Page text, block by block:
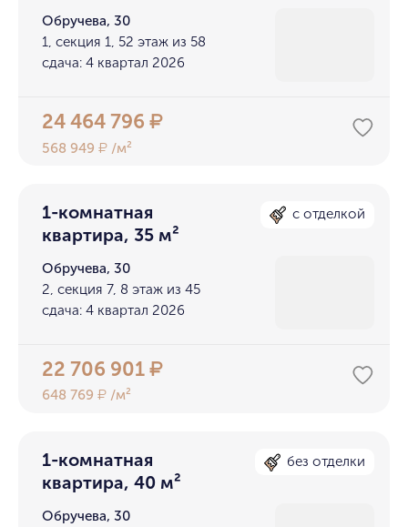
Обручева, 30
1, секция 1, 52 этаж из 58
сдача: 4 квартал 2026
24 464 796₽
568 949₽ /м²
1-комнатная
квартира, 35 м²
с отделкой
Обручева, 30
2, секция 7, 8 этаж из 45
сдача: 4 квартал 2026
22 706 901₽
648 769₽ /м²
1-комнатная
квартира, 40 м²
без отделки
Обручева, 30